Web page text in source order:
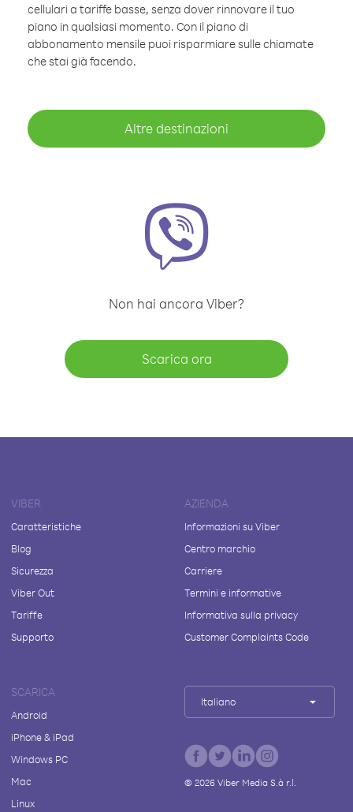
cellulari a tariffe basse, senza dover rinnovare il tuo
piano in qualsiasi momento. Con il piano di
abbonamento mensile puoi risparmiare sulle chiamate
che stai già facendo.
Altre destinazioni
Non hai ancora Viber?
Scarica ora
VIBER
Caratteristiche
Blog
Sicurezza
Viber Out
Tariffe
Supporto
AZIENDA
Informazioni su Viber
Centro marchio
Carriere
Termini e informative
Informativa sulla privacy
Customer Complaints Code
SCARICA
Android
iPhone & iPad
Windows PC
Mac
Linux
Italiano
© 2026Viber Media S.à r.l.